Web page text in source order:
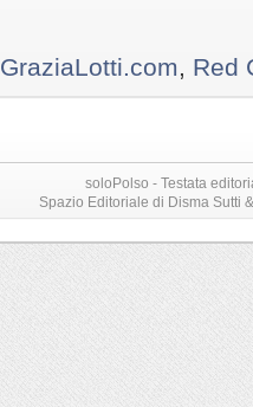
GraziaLotti.com Red
soloPolso - Testata
Spazio Editoriale di Disma Sutti